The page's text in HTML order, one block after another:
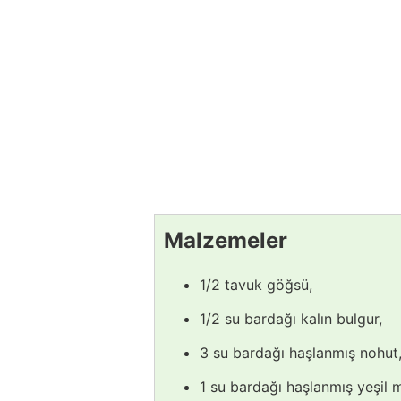
Malzemeler
1/2 tavuk göğsü,
1/2 su bardağı kalın bulgur,
3 su bardağı haşlanmış nohut,
1 su bardağı haşlanmış yeşil